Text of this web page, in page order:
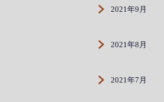
2021年9月
2021年8月
2021年7月